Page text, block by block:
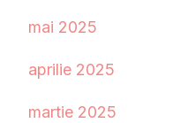
mai 2025
aprilie 2025
martie 2025